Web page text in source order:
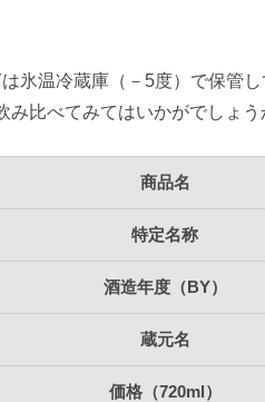
氷温冷蔵庫（－5度）で保管
み比べてみてはいかがでしょう
商品名
特定名称
酒造年度（BY）
蔵元名
価格（720ml）